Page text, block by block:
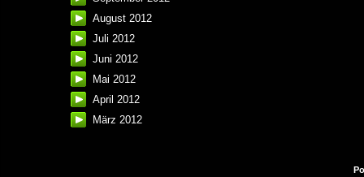
August 2012
Juli 2012
Juni 2012
Mai 2012
April 2012
März 2012